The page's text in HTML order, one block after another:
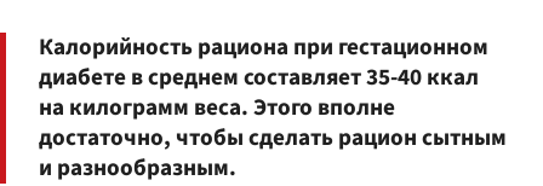
Калорийность рациона при гестационном
диабете в среднем составляет 35-40 ккал
на килограмм веса. Этого вполне
достаточно, чтобы сделать рацион сытным
и разнообразным.